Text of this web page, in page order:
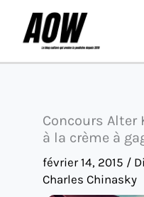
Concours Alter
à la crème à
février 14, 2015 /
Charles Chinasky